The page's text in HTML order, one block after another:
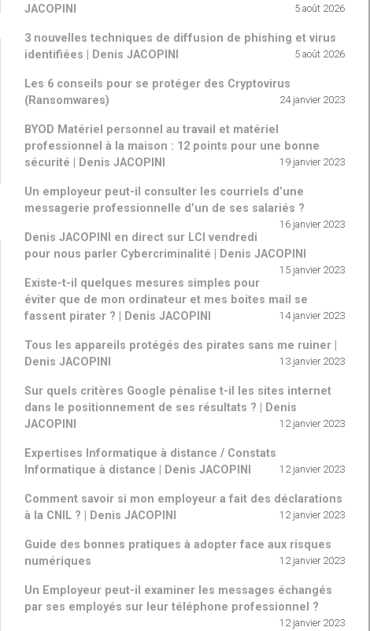
JACOPINI
5 août 2026
3 nouvelles techniques de diffusion de phishing et virus
identifiées | Denis JACOPINI
5 août 2026
Les 6 conseils pour se protéger des Cryptovirus
(Ransomwares)
24 janvier 2023
BYOD Matériel personnel au travail et matériel
professionnel à la maison : 12 points pour une bonne
sécurité | Denis JACOPINI
19 janvier 2023
Un employeur peut-il consulter les courriels d’une
messagerie professionnelle d’un de ses salariés ?
16 janvier 2023
Denis JACOPINI en direct sur LCI vendredi
pour nous parler Cybercriminalité | Denis JACOPINI
15 janvier 2023
Existe-t-il quelques mesures simples pour
éviter que de mon ordinateur et mes boites mail se
fassent pirater ? | Denis JACOPINI
14 janvier 2023
Tous les appareils protégés des pirates sans me ruiner |
Denis JACOPINI
13 janvier 2023
Sur quels critères Google pénalise t-il les sites internet
dans le positionnement de ses résultats ? | Denis
JACOPINI
12 janvier 2023
Expertises Informatique à distance / Constats
Informatique à distance | Denis JACOPINI
12 janvier 2023
Comment savoir si mon employeur a fait des déclarations
à la CNIL ? | Denis JACOPINI
12 janvier 2023
Guide des bonnes pratiques à adopter face aux risques
numériques
12 janvier 2023
Un Employeur peut-il examiner les messages échangés
par ses employés sur leur téléphone professionnel ?
12 janvier 2023